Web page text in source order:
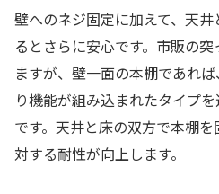
壁へのネジ固定に加えて、天
るとさらに安心です。市販の
ますが、壁一面の本棚であれ
り機能が組み込まれたタイプ
です。天井と床の双方で本棚
対する耐性が向上します。